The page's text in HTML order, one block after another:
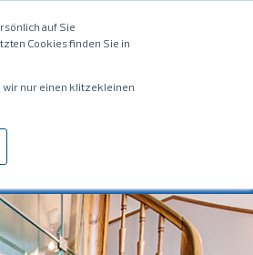
auf Sie
Cookies finden Sie in
wir nur einen klitzekleinen